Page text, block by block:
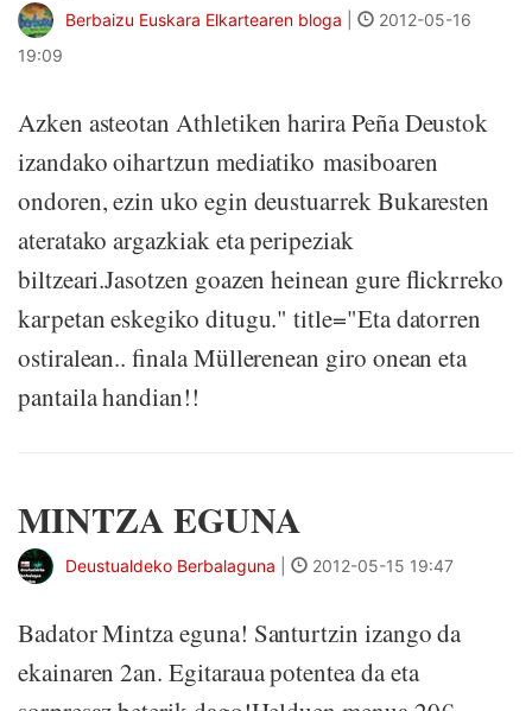
Berbaizu Euskara Elkartearen bloga
2012-05-16
19:09
Azken asteotan Athletiken harira Peña Deustok
izandako oihartzun mediatiko masiboaren
ondoren, ezin uko egin deustuarrek Bukaresten
ateratako argazkiak eta peripeziak
biltzeari.Jasotzen goazen heinean gure flickrreko
karpetan eskegiko ditugu." title="Eta datorren
ostiralean.. finala Müllerenean giro onean eta
pantaila handian!!
MINTZA EGUNA
Deustualdeko Berbalaguna 2012-05-15 19:47
Badator Mintza eguna! Santurtzin izango da
ekainaren 2an. Egitaraua potentea da eta